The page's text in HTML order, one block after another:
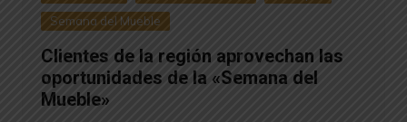
Semana del Mueble
Clientes de la región aprovechan las
oportunidades de la «Semana del
Mueble»